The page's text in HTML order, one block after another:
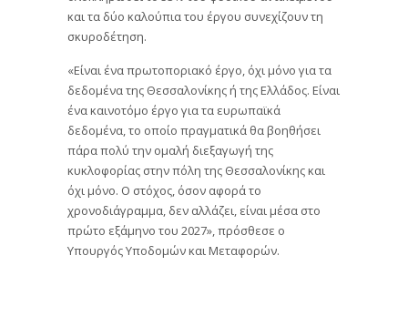
και τα δύο καλούπια του έργου συνεχίζουν τη
σκυροδέτηση.
«Είναι ένα πρωτοποριακό έργο, όχι μόνο για τα
δεδομένα της Θεσσαλονίκης ή της Ελλάδος. Είναι
ένα καινοτόμο έργο για τα ευρωπαϊκά
δεδομένα, το οποίο πραγματικά θα βοηθήσει
πάρα πολύ την ομαλή διεξαγωγή της
κυκλοφορίας στην πόλη της Θεσσαλονίκης και
όχι μόνο. Ο στόχος, όσον αφορά το
χρονοδιάγραμμα, δεν αλλάζει, είναι μέσα στο
πρώτο εξάμηνο του 2027», πρόσθεσε ο
Υπουργός Υποδομών και Μεταφορών.